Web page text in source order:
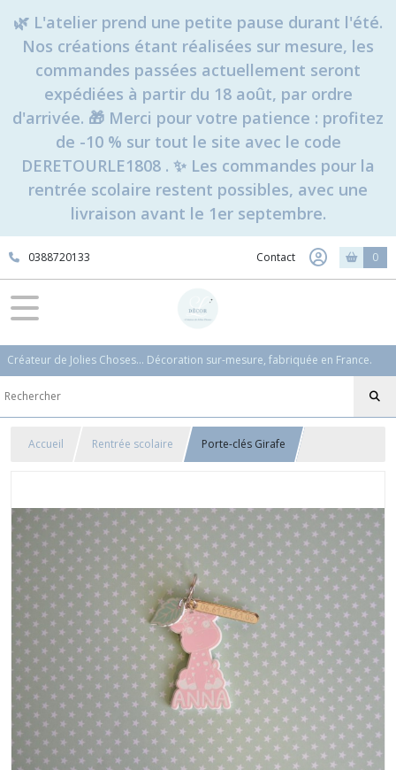
🌿 L'atelier prend une petite pause durant l'été.
Nos créations étant réalisées sur mesure, les
commandes passées actuellement seront
expédiées à partir du 18 août, par ordre
d'arrivée. 🎁 Merci pour votre patience : profitez
de -10 % sur tout le site avec le code
DERETOURLE1808 . ✨ Les commandes pour la
rentrée scolaire restent possibles, avec une
livraison avant le 1er septembre.
0388720133 Contact 0
Créateur de Jolies Choses... Décoration sur-mesure, fabriquée en France.
Accueil Rentrée scolaire Porte-clés Girafe